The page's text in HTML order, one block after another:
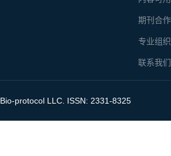
期刊合
专业组
联系我们
Bio-protocol LLC. ISSN: 2331-8325